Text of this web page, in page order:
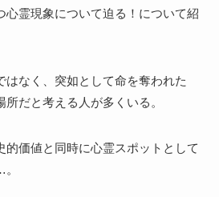
心霊現象について迫る！について紹
はなく、突如として命を奪われた
だと考える人が多くいる。
的価値と同時に心霊スポットとして